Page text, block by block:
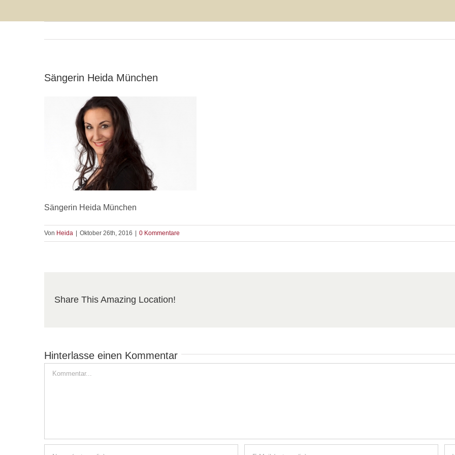
Sängerin Heida München
Sängerin Heida München
Von Heida Oktober 26th, 2016 0 Kommentare
Share This Amazing Location!
Hinterlasse einen Kommentar
Kommentar